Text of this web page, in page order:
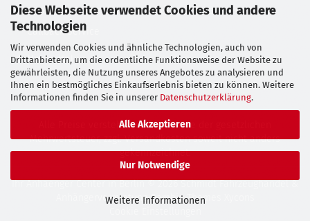
Diese Webseite verwendet Cookies und andere
Technologien
Wir verwenden Cookies und ähnliche Technologien, auch von
Drittanbietern, um die ordentliche Funktionsweise der Website zu
gewährleisten, die Nutzung unseres Angebotes zu analysieren und
Ihnen ein bestmögliches Einkaufserlebnis bieten zu können. Weitere
Informationen finden Sie in unserer Datenschutzerklärung.
Alle Akzeptieren
Nur Notwendige
Weitere Informationen
Geprüfter Online Shop mit Geld-zurück-Garantie.
Callback Service
Merkzettel
Kontaktformular
Alle Preise verstehen sich inklusive der gesetzlichen
Mehrwertsteuer, zzgl.Versandkostensoweit nicht anders
gekennzeichnet.
Ihr Anhaenger Center in Berlin© 2026 Schmidt Fahrzeughandel &
Anhängervermietung Gambio Themes